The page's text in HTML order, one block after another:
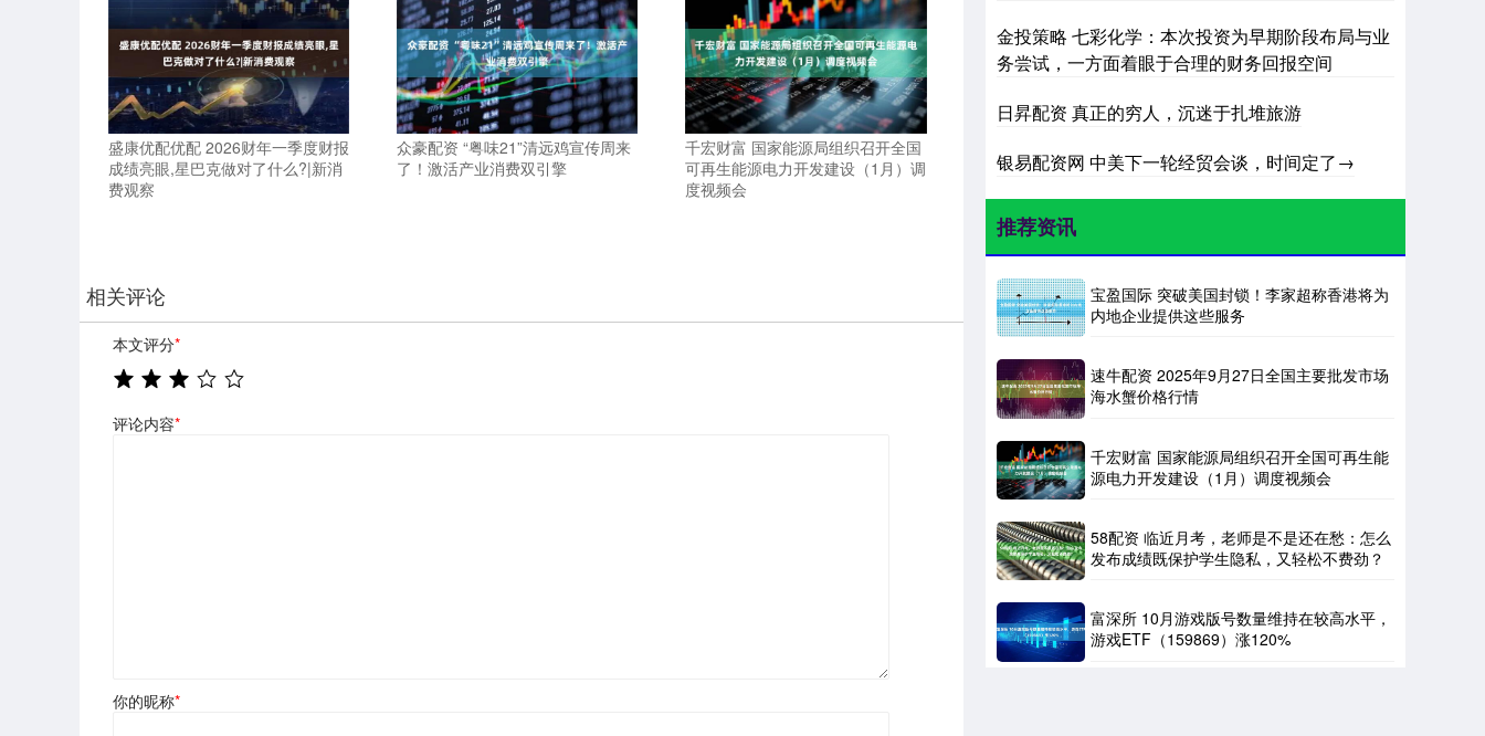
盛康优配优配 2026财年一季度财报
成绩亮眼,星巴克做对了什么?|新消
费观察
众豪配资 “粤味21”清远鸡宣传周来
了！激活产业消费双引擎
千宏财富 国家能源局组织召开全国
可再生能源电力开发建设（1月）调
度视频会
相关评论
本文评分*
评论内容*
你的昵称*
金投策略 七彩化学：本次投资为早期阶段布局与业
务尝试，一方面着眼于合理的财务回报空间
日昇配资 真正的穷人，沉迷于扎堆旅游
银易配资网 中美下一轮经贸会谈，时间定了→
推荐资讯
宝盈国际 突破美国封锁！李家超称香港将为
内地企业提供这些服务
速牛配资 2025年9月27日全国主要批发市场
海水蟹价格行情
千宏财富 国家能源局组织召开全国可再生能
源电力开发建设（1月）调度视频会
58配资 临近月考，老师是不是还在愁：怎么
发布成绩既保护学生隐私，又轻松不费劲？
富深所 10月游戏版号数量维持在较高水平，
游戏ETF（159869）涨120%